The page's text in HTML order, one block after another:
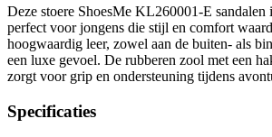
Deze stoere ShoesMe KL260001-E sandalen
perfect voor jongens die stijl en comfort
hoogwaardig leer, zowel aan de buiten- als
een luxe gevoel. De rubberen zool met een
zorgt voor grip en ondersteuning tijdens
Specificaties